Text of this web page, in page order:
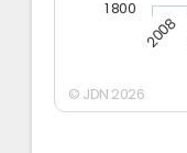
2008
1 800
© JDN 2026